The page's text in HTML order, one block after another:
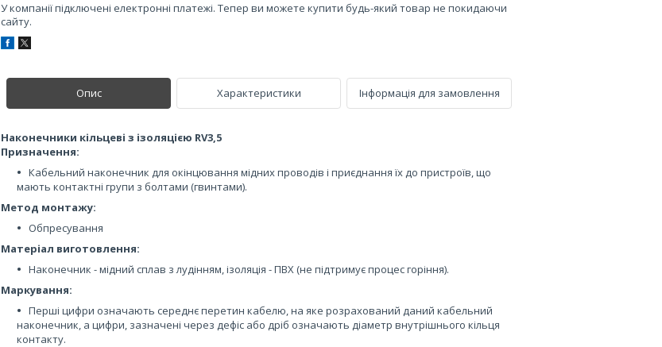
У компанії підключені електронні платежі. Тепер ви можете купити будь-який товар не покидаючи
сайту.
Опис Характеристики Інформація для замовлення
Наконечники кільцеві з ізоляцією RV3,5
Призначення:
Кабельний наконечник для окінцювання мідних проводів і приєднання їх до пристроїв, що
мають контактні групи з болтами (гвинтами).
Метод монтажу:
Обпресування
Матеріал виготовлення:
Наконечник - мідний сплав з лудінням, ізоляція - ПВХ (не підтримує процес горіння).
Маркування:
Перші цифри означають середнє перетин кабелю, на яке розрахований даний кабельний
наконечник, а цифри, зазначені через дефіс або дріб означають діаметр внутрішнього кільця
контакту.